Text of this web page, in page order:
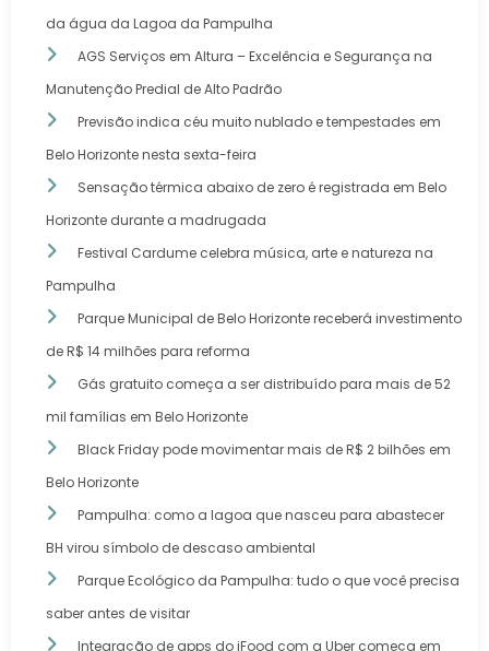
da água da Lagoa da Pampulha
AGS Serviços em Altura – Excelência e Segurança na
Manutenção Predial de Alto Padrão
Previsão indica céu muito nublado e tempestades em
Belo Horizonte nesta sexta-feira
Sensação térmica abaixo de zero é registrada em Belo
Horizonte durante a madrugada
Festival Cardume celebra música, arte e natureza na
Pampulha
Parque Municipal de Belo Horizonte receberá investimento
de R$ 14 milhões para reforma
Gás gratuito começa a ser distribuído para mais de 52
mil famílias em Belo Horizonte
Black Friday pode movimentar mais de R$ 2 bilhões em
Belo Horizonte
Pampulha: como a lagoa que nasceu para abastecer
BH virou símbolo de descaso ambiental
Parque Ecológico da Pampulha: tudo o que você precisa
saber antes de visitar
Integração de apps do iFood com a Uber começa em